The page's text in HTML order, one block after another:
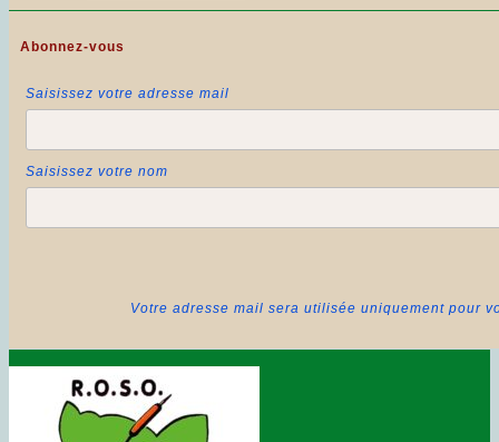
Abonnez-vous
Saisissez votre adresse mail
Saisissez votre nom
Votre adresse mail sera utilisée uniquement pour